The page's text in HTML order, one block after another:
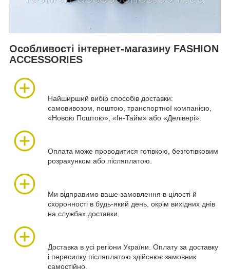
Особливості інтернет-магазину FASHION
ACCESSORIES
Найширший вибір способів доставки:
самовивозом, поштою, транспортної компанією,
«Новою Поштою», «Ін-Тайм» або «Делівері».
Оплата може проводитися готівкою, безготівковим
розрахунком або післяплатою.
Ми відправимо ваше замовлення в цілості й
схоронності в будь-який день, окрім вихідних днів
на службах доставки.
Доставка в усі регіони України. Оплату за доставку
і пересилку післяплатою здійснює замовник
самостійно.